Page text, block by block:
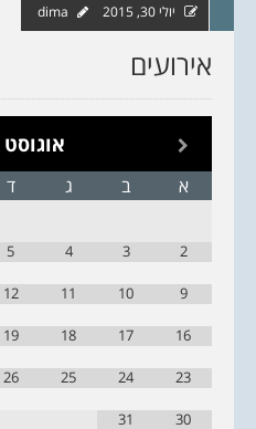
יולי 30, 2015 dima
אירועים
אוגוסט
א ב ג ד
2
3
4
5
9
10
11
12
16
17
18
19
23
24
25
26
30
31